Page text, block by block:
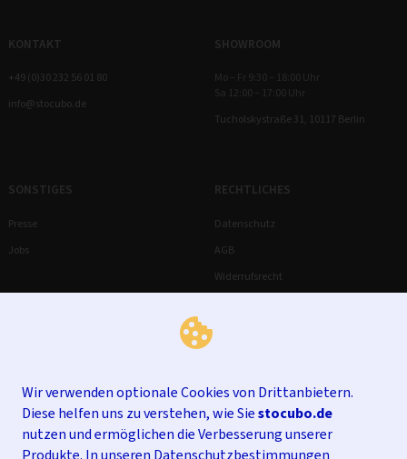
Wir verwenden optionale Cookies von Drittanbietern.
Diese helfen uns zu verstehen, wie Siestocubo.de
nutzen und ermöglichen die Verbesserung unserer
Produkte. In unseren Datenschutzbestimmungen
KONTAKT
+49 (0)30 232 56 01 80
info@stocubo.de
SHOWROOM
Mo – Fr 9:30 – 18:00 Uhr
Sa 12:00 – 17:00 Uhr
Tucholskystraße 31, 10117 Berlin
SONSTIGES
Presse
Jobs
RECHTLICHES
Datenschutz
AGB
Widerrufsrecht